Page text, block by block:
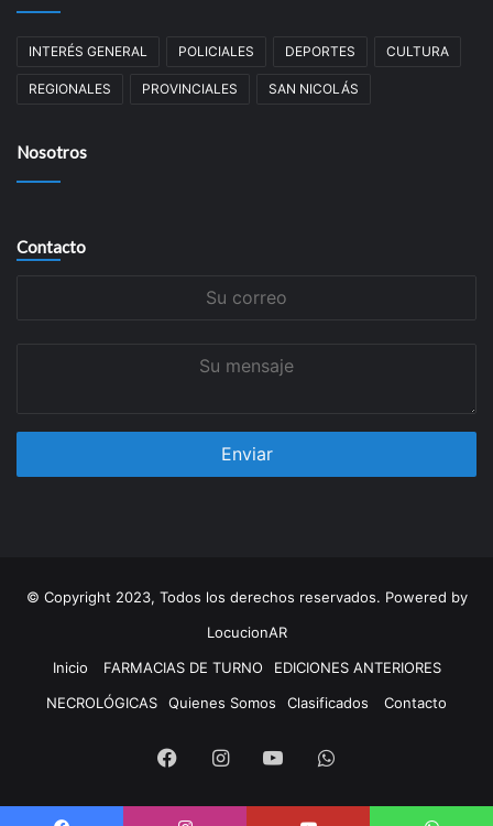
INTERÉS GENERAL POLICIALES DEPORTES CULTURA
REGIONALES PROVINCIALES SAN NICOLÁS
Nosotros
Contacto
© Copyright 2023, Todos los derechos reservados. Powered by
LocucionAR
Inicio
FARMACIAS DE TURNO
EDICIONES ANTERIORES
NECROLÓGICAS
Quienes Somos Clasificados Contacto
FacebookInstagramYoutubeWhatsapp